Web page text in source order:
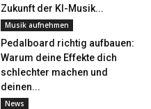
Zukunft der KI-Musik...
Musik aufnehmen
Pedalboard richtig aufbauen:
Warum deine Effekte dich
schlechter machen und
deinen...
News